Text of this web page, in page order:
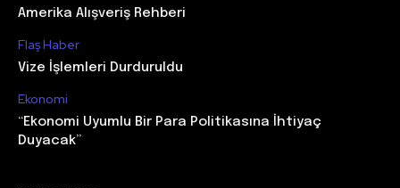
Amerika Alışveriş Rehberi
Flaş Haber
Vize İşlemleri Durduruldu
Ekonomi
“Ekonomi Uyumlu Bir Para Politikasına İhtiyaç
Duyacak”